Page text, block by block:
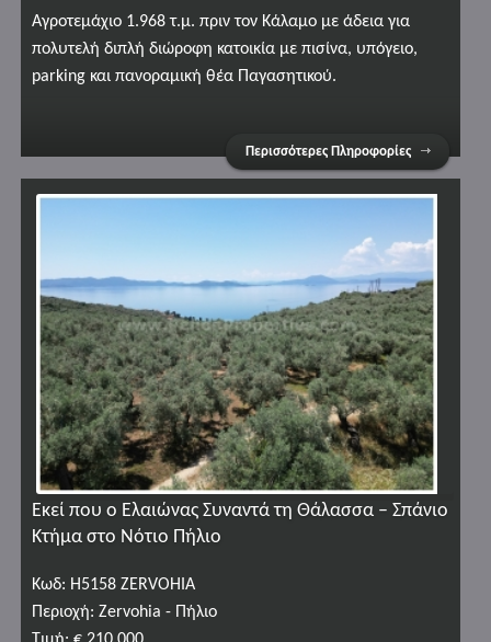
Αγροτεμάχιο 1.968 τ.μ. πριν τον Κάλαμο με άδεια για
πολυτελή διπλή διώροφη κατοικία με πισίνα, υπόγειο,
parking και πανοραμική θέα Παγασητικού.
Περισσότερες Πληροφορίες
Εκεί που ο Ελαιώνας Συναντά τη Θάλασσα – Σπάνιο
Κτήμα στο Νότιο Πήλιο
Κωδ: H5158 ZERVOHIA
Περιοχή: Zervohia - Πήλιο